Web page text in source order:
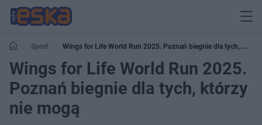
Sport
Wings for Life World Run 2025. Poznań biegnie dla tych,
którzy nie mogą
Wings for Life World Run 2025.
Poznań biegnie dla tych, którzy
nie mogą